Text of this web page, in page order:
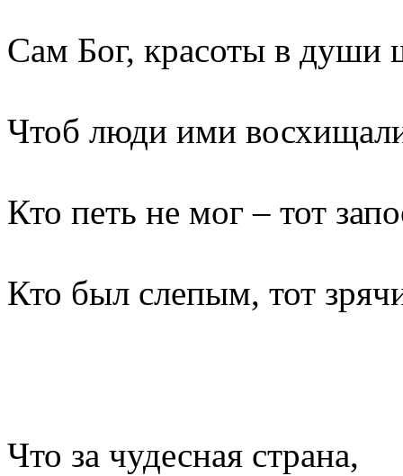
Сам Бог, красоты в души
Чтоб люди ими
Кто петь не мог – тот
Кто был слепым, тот
Что за чудесная страна,